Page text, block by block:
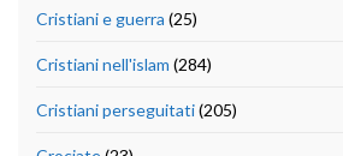
Cristiani e guerra (25)
Cristiani nell'islam (284)
Cristiani perseguitati(205)